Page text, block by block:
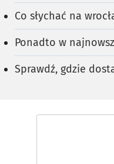
Co słychać na
Ponadto w
Sprawdź, gdzie